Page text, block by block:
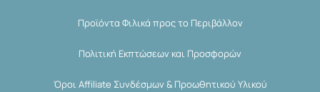
Προϊόντα Φιλικά προς το Περιβάλλον
Πολιτική Εκπτώσεων και Προσφορών
Όροι Affiliate Συνδέσμων & Προωθητικού Υλικού